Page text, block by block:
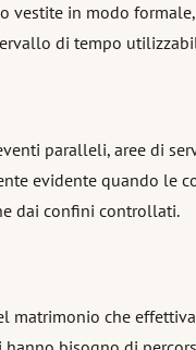
in modo
di tempo
paralleli, aree di
evidente quando le
dai confini controllati.
che